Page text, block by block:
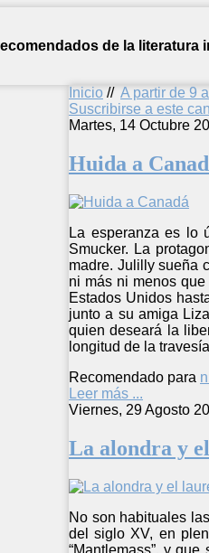
de la literatura
Inicio // A partir de 9
Suscribirse a este
Martes, 14 Octubre
Huida a
La esperanza es lo
Smucker. La
madre. Julilly sueña
ni más ni menos
Estados Unidos
junto a su amiga
quien deseará la
longitud de la
Recomendado para
Leer más ...
Viernes, 29 Agosto
La alondra y
No son habituales
del siglo XV, en
“Mantlemass”, y